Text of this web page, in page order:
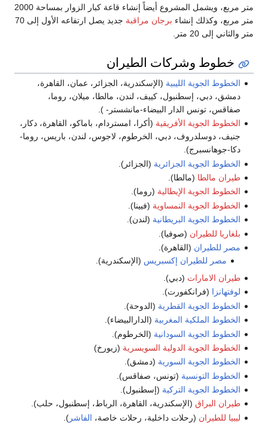
متر مربع، ويشمل المشروع أيضاً إنشاء قاعة كبار الزوار بمساحة 2000
متر مربع، وكذلك إنشاء برجان مراقبة
جديد يصل ارتفاعه الأول إلى 70
متر والثاني إلى 20 متر.
خطوط وشركات الطيران
الخطوط الجوية الليبية (الإسكندرية، الجزائر، عمان، القاهرة،
دمشق، دبي، إسطنبول، كييف، لندن، مالطا، ميلان، روما،
صفاقس، تونس الدار البيضاء-مانشستر- ).
الخطوط الجوية الأفريقية (أكرا، امستردام، باماكو، القاهرة، دكار،
جنيف، دوسلدروف، دبي، الخرطوم، لاجوس، لندن، باريس، روما-
دكا-جوهانسبرج).
الخطوط الجوية الجزائرية (الجزائر).
طيران مالطا (مالطا).
الخطوط الجوية الإيطالية (روما).
الخطوط الجوية النمساوية (فيينا).
الخطوط الجوية البريطانية (لندن).
بلغاريا للطيران (صوفيا).
مصر للطيران (القاهرة).
مصر للطيران إكسبريس (الإسكندرية).
طيران الامارات (دبي).
لوفتهانزا (فرانكفورت).
الخطوط الجوية القطرية (الدوحة).
الخطوط الملكية المغربية (الدارالبيضاء).
الخطوط الجوية السودانية (الخرطوم).
الخطوط الجوية الدولية السويسرية (زيورخ)
الخطوط الجوية السورية (دمشق).
الخطوط التونسية (تونس، صفاقس).
الخطوط الجوية التركية (إسطنبول).
طيران البراق (الإسكندرية، القاهرة، الرباط، إسطنبول، حلب).
ليبيا للطيران (رحلات داخلية، رحلات خاصة، الفاشر).